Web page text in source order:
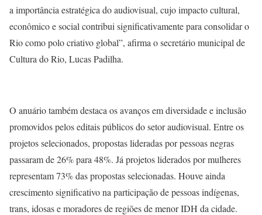
a importância estratégica do audiovisual, cujo impacto cultural,
econômico e social contribui significativamente para consolidar o
Rio como polo criativo global”, afirma o secretário municipal de
Cultura do Rio, Lucas Padilha.
O anuário também destaca os avanços em diversidade e inclusão
promovidos pelos editais públicos do setor audiovisual. Entre os
projetos selecionados, propostas lideradas por pessoas negras
passaram de 26% para 48%. Já projetos liderados por mulheres
representam 73% das propostas selecionadas. Houve ainda
crescimento significativo na participação de pessoas indígenas,
trans, idosas e moradores de regiões de menor IDH da cidade.